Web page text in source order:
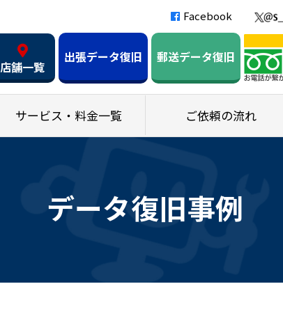
Facebook
店舗一覧
出張データ復旧 郵送データ復旧
サービス・料金一覧 ご依頼の流れ
データ復旧事例